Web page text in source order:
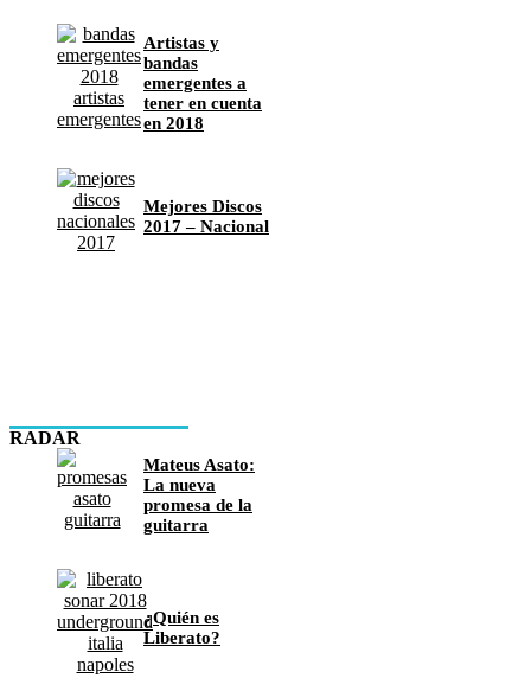
Artistas y
bandas
emergentes a
tener en cuenta
en 2018
Mejores Discos
2017 – Nacional
RADAR
Mateus Asato:
La nueva
promesa de la
guitarra
¿Quién es
Liberato?